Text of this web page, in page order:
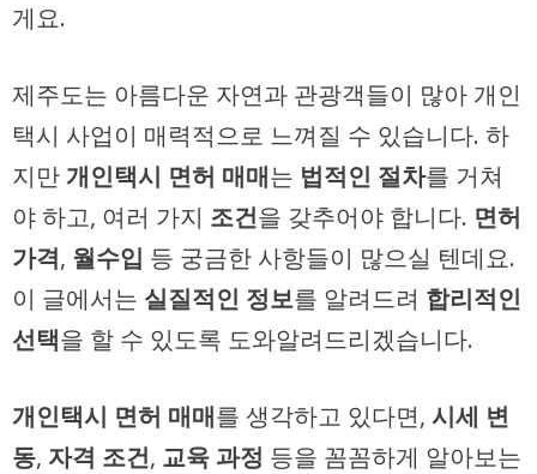
게요.
제주도는 아름다운 자연과 관광객들이 많아 개인
택시 사업이 매력적으로 느껴질 수 있습니다. 하
지만개인택시 면허 매매는 법적인 절차를 거쳐
야 하고, 여러 가지 조건을 갖추어야 합니다. 면허
가격, 월수입 등 궁금한 사항들이 많으실 텐데요.
이 글에서는 실질적인 정보를 알려드려 합리적인
선택을 할 수 있도록 도와알려드리겠습니다.
개인택시 면허 매매를 생각하고 있다면, 시세 변
동, 자격 조건, 교육 과정 등을 꼼꼼하게 알아보는